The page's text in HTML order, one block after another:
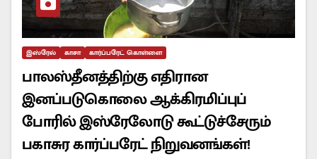
இஸ்ரேல் காசா கார்ப்பரேட் கொள்ளை
பாலஸ்தீனத்திற்கு எதிரான
இனப்படுகொலை ஆக்கிரமிப்புப்
போரில் இஸ்ரேலோடு கூட்டுச்சேரும்
பகாசுர கார்ப்பரேட் நிறுவனங்கள்!